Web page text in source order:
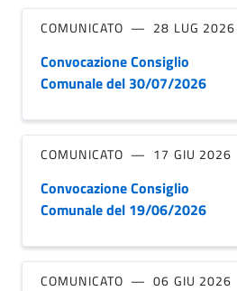
COMUNICATO 28 LUG 2026
Convocazione Consiglio
Comunale del 30/07/2026
COMUNICATO 17 GIU 2026
Convocazione Consiglio
Comunale del 19/06/2026
COMUNICATO 06 GIU 2026